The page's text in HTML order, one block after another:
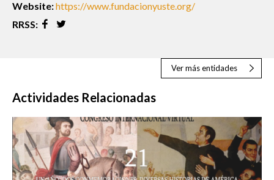
Website:https://www.fundacionyuste.org/
RRSS:
Ver más entidades
Actividades Relacionadas